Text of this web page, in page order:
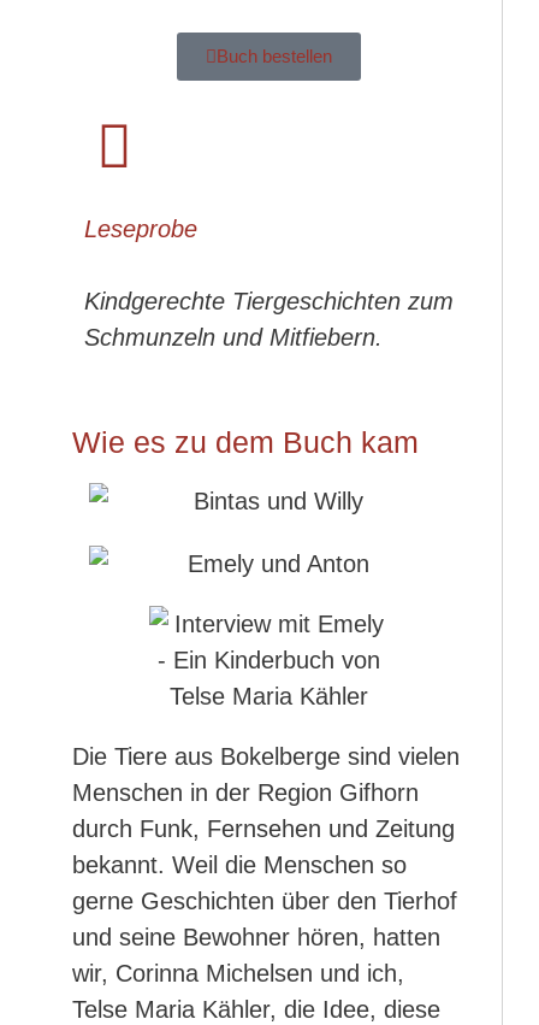
Buch bestellen
Leseprobe
Kindgerechte Tiergeschichten zum
Schmunzeln und Mitfiebern.
Wie es zu dem Buch kam
Die Tiere aus Bokelberge sind vielen
Menschen in der Region Gifhorn
durch Funk, Fernsehen und Zeitung
bekannt. Weil die Menschen so
gerne Geschichten über den Tierhof
und seine Bewohner hören, hatten
wir, Corinna Michelsen und ich,
Telse Maria Kähler, die Idee, diese